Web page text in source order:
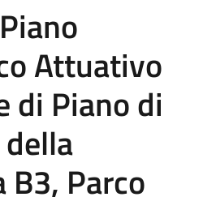
Attuativo
di Piano di
Parco